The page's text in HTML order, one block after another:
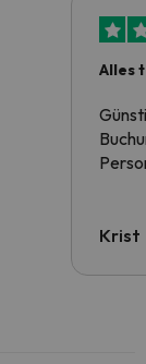
Alles
Krist